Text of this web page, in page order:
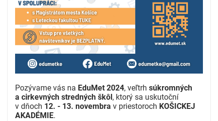
Pozývame vás na EduMet 2024, veľtrh súkromných
a cirkevných stredných škôl , ktorý sa uskutoční
v dňoch 12. - 13. novembra v priestoroch KOŠICKEJ
AKADÉMIE.